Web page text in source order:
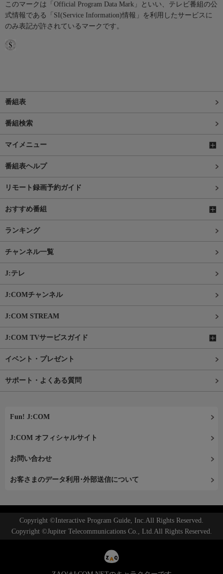
このマークは「Official Program Data Mark」といい、テレビ番組の公
式情報である「SI(Service Information)情報」を利用したサービスに
のみ表記が許されているマークです。
番組表
番組検索
マイメニュー
番組表ヘルプ
リモート録画予約ガイド
おすすめ番組
ランキング
チャンネル一覧
J:テレ
J:COMチャンネル
J:COM STREAM
J:COM TVサービスガイド
イベント・プレゼント
サポート・よくある質問
Fun! J:COM
J:COM オフィシャルサイト
お問い合わせ
お客さまのデータ利用･外部送信について
Copyright ©Interactive Program Guide, Inc.All Rights Reserved.
Copyright ©Jupiter Telecommunications Co., Ltd.All Rights Reserved.